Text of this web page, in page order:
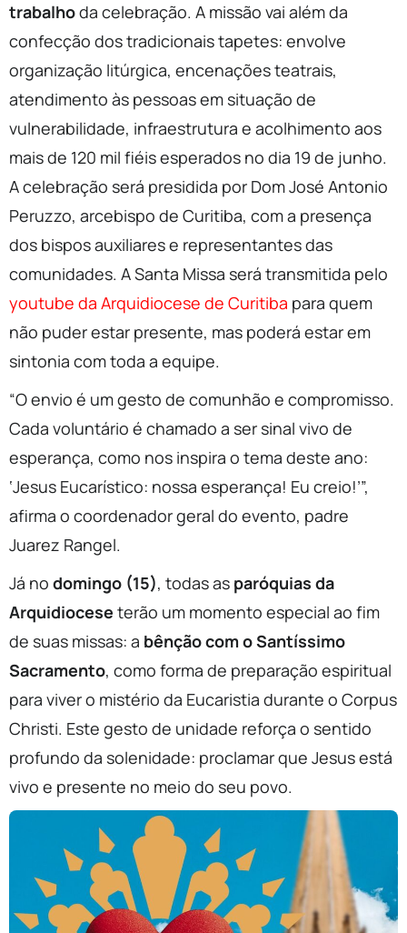
trabalhoda celebração. A missão vai além da
confecção dos tradicionais tapetes: envolve
organização litúrgica, encenações teatrais,
atendimento às pessoas em situação de
vulnerabilidade, infraestrutura e acolhimento aos
mais de 120 mil fiéis esperados no dia 19 de junho.
A celebração será presidida por Dom José Antonio
Peruzzo, arcebispo de Curitiba, com a presença
dos bispos auxiliares e representantes das
comunidades. A Santa Missa será transmitida pelo
youtube da Arquidiocese de Curitiba para quem
não puder estar presente, mas poderá estar em
sintonia com toda a equipe.
“O envio é um gesto de comunhão e compromisso.
Cada voluntário é chamado a ser sinal vivo de
esperança, como nos inspira o tema deste ano:
‘Jesus Eucarístico: nossa esperança! Eu creio!’”,
afirma o coordenador geral do evento, padre
Juarez Rangel.
Já no domingo (15), todas as paróquias da
Arquidiocese terão um momento especial ao fim
de suas missas: a bênção com o Santíssimo
Sacramento, como forma de preparação espiritual
para viver o mistério da Eucaristia durante o Corpus
Christi. Este gesto de unidade reforça o sentido
profundo da solenidade: proclamar que Jesus está
vivo e presente no meio do seu povo.